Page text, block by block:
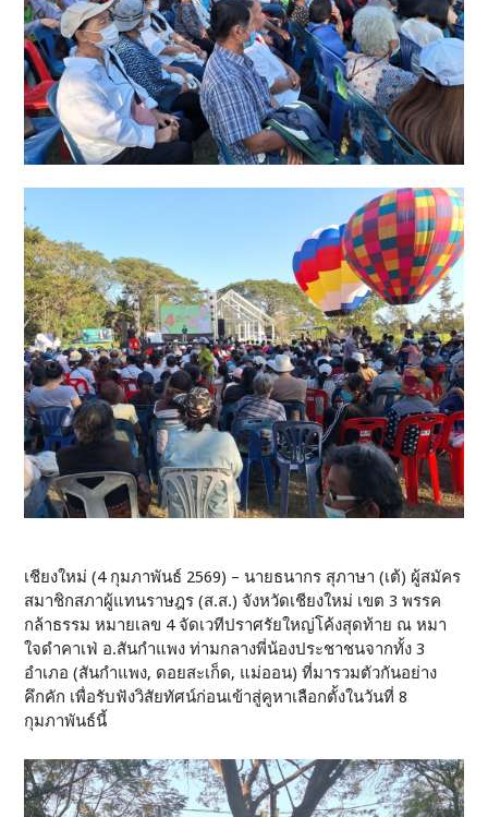
เชียงใหม่ (4 กุมภาพันธ์ 2569) – นายธนากร สุภาษา (เต้) ผู้สมัคร
สมาชิกสภาผู้แทนราษฎร (ส.ส.) จังหวัดเชียงใหม่ เขต 3 พรรค
กล้าธรรม หมายเลข 4 จัดเวทีปราศรัยใหญ่โค้งสุดท้าย ณ หมา
ใจดำคาเฟ่ อ.สันกำแพง ท่ามกลางพี่น้องประชาชนจากทั้ง 3
อำเภอ (สันกำแพง, ดอยสะเก็ด, แม่ออน) ที่มารวมตัวกันอย่าง
คึกคัก เพื่อรับฟังวิสัยทัศน์ก่อนเข้าสู่คูหาเลือกตั้งในวันที่ 8
กุมภาพันธ์นี้